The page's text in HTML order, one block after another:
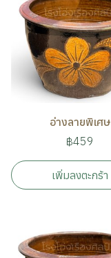
อ่างลายพิเศษ
฿459
เพิ่มลงตะกร้า